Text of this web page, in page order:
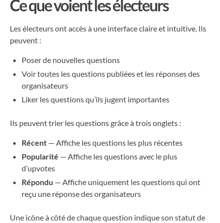
Ce que voient les électeurs
Les électeurs ont accès à une interface claire et intuitive. Ils
peuvent :
Poser de nouvelles questions
Voir toutes les questions publiées et les réponses des
organisateurs
Liker les questions qu’ils jugent importantes
Ils peuvent trier les questions grâce à trois onglets :
Récent — Affiche les questions les plus récentes
Popularité — Affiche les questions avec le plus
d’upvotes
Répondu — Affiche uniquement les questions qui ont
reçu une réponse des organisateurs
Une icône à côté de chaque question indique son statut de